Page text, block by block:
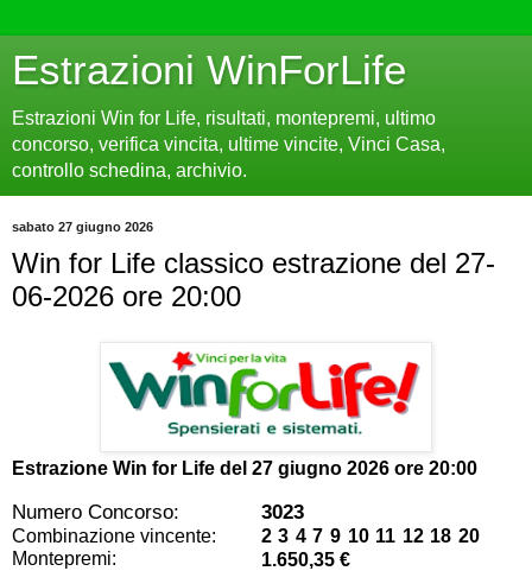
Estrazioni WinForLife
Estrazioni Win for Life, risultati, montepremi, ultimo
concorso, verifica vincita, ultime vincite, Vinci Casa,
controllo schedina, archivio.
sabato 27 giugno 2026
Win for Life classico estrazione del 27-
06-2026 ore 20:00
Estrazione Win for Life del 27 giugno 2026 ore 20:00
Numero Concorso: 3023
Combinazione vincente:
2 3 4 7 9 10 11 12 18 20
Montepremi:
1.650,35 €